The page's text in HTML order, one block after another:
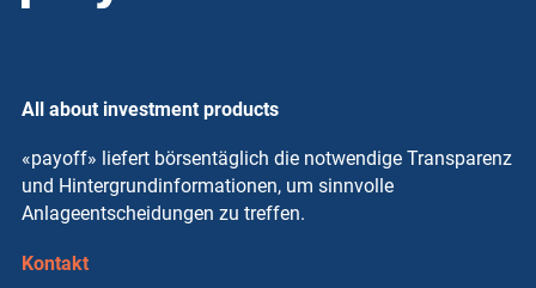
All about investment products
«payoff» liefert börsentäglich die notwendige Transparenz
und Hintergrundinformationen, um sinnvolle
Anlageentscheidungen zu treffen.
Kontakt